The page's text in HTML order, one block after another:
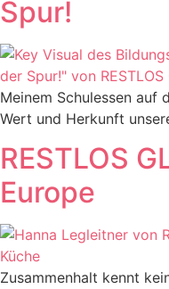
Spur!
Meinem Schulessen auf
Wert und Herkunft
RESTLOS
Europe
Zusammenhalt kennt